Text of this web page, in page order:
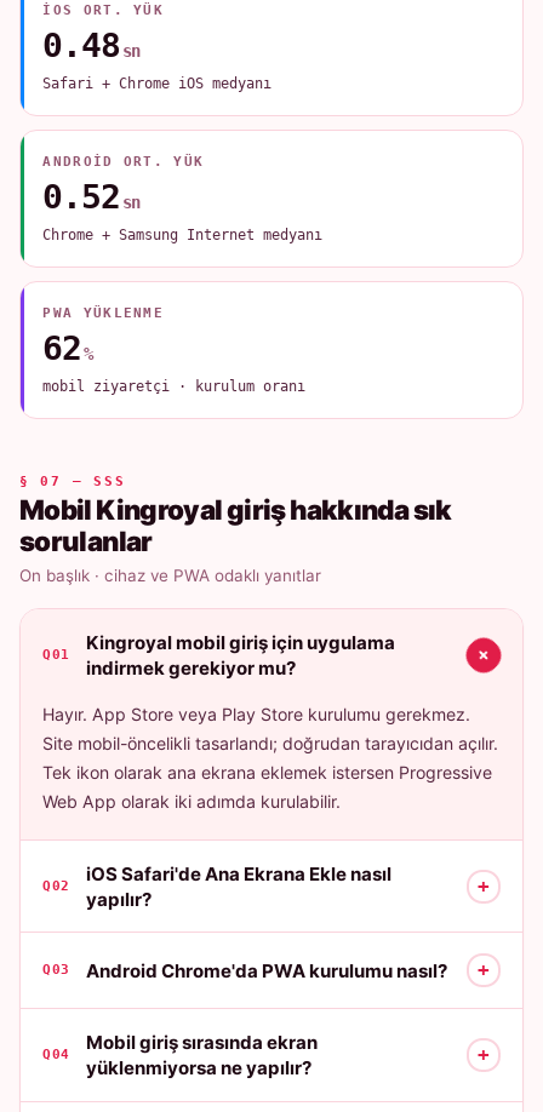
IOS ORT. YÜK
0.48 sn
Safari + Chrome iOS medyanı
ANDROID ORT. YÜK
0.52 sn
Chrome + Samsung Internet medyanı
PWA YÜKLENME
62%
mobil ziyaretçi · kurulum oranı
§ 07 — SSS
Mobil Kingroyal giriş hakkında sık
sorulanlar
On başlık · cihaz ve PWA odaklı yanıtlar
Q01
Kingroyal mobil giriş için uygulama
indirmek gerekiyor mu?
+
Hayır. App Store veya Play Store kurulumu gerekmez.
Site mobil-öncelikli tasarlandı; doğrudan tarayıcıdan açılır.
Tek ikon olarak ana ekrana eklemek istersen Progressive
Web App olarak iki adımda kurulabilir.
Q02
iOS Safari'de Ana Ekrana Ekle nasıl
yapılır?
+
Q03 Android Chrome'da PWA kurulumu nasıl? +
Q04
Mobil giriş sırasında ekran
yüklenmiyorsa ne yapılır?
+